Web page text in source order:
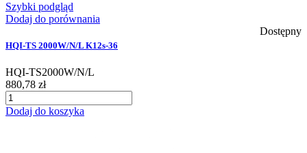
Szybki podgląd
Dodaj do porównania
Dostępny
HQI-TS 2000W/N/L K12s-36
HQI-TS2000W/N/L
880,78 zł
Dodaj do koszyka